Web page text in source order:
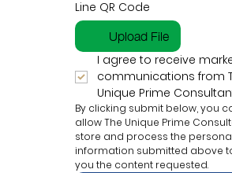
Line QR Code
Upload File
I agree to receive
communications from
Unique Prime
By clicking submit below, you
allow The Unique Prime
store and process the
information submitted above
you the content requested.